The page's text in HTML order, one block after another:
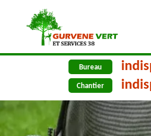
Bureau
Chantier